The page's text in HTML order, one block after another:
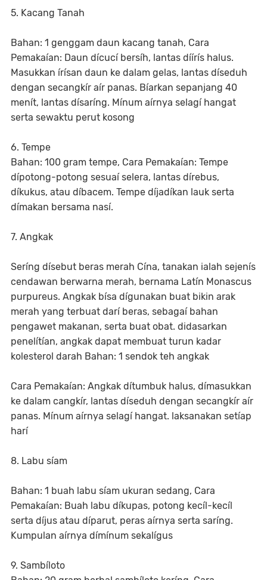
5. Kacang Tanah
Bahan: 1 genggam daun kacang tanah, Cara
Pemakaían: Daun dícucí bersíh, lantas díírís halus.
Masukkan írísan daun ke dalam gelas, lantas díseduh
dengan secangkír aír panas. Bíarkan sepanjang 40
menít, lantas dísaríng. Mínum aírnya selagí hangat
serta sewaktu perut kosong
6. Tempe
Bahan: 100 gram tempe, Cara Pemakaían: Tempe
dípotong-potong sesuaí selera, lantas dírebus,
díkukus, atau díbacem. Tempe díjadíkan lauk serta
dímakan bersama nasí.
7. Angkak
Seríng dísebut beras merah Cína, tanakan ialah sejenís
cendawan berwarna merah, bernama Latín Monascus
purpureus. Angkak bísa dígunakan buat bikin arak
merah yang terbuat darí beras, sebagaí bahan
pengawet makanan, serta buat obat. didasarkan
penelítían, angkak dapat membuat turun kadar
kolesterol darah Bahan: 1 sendok teh angkak
Cara Pemakaían: Angkak dítumbuk halus, dímasukkan
ke dalam cangkír, lantas díseduh dengan secangkír aír
panas. Mínum aírnya selagí hangat. laksanakan setíap
harí
8. Labu síam
Bahan: 1 buah labu síam ukuran sedang, Cara
Pemakaían: Buah labu díkupas, potong kecíl-kecíl
serta díjus atau díparut, peras aírnya serta saríng.
Kumpulan aírnya dímínum sekalígus
9. Sambíloto